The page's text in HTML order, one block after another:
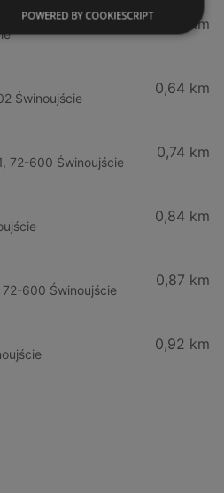
0,23 km
Świnoujście
0,64 km
72-600 Świnoujście
0,74 km
0,84 km
72-600 Świnoujście
0,87 km
0,92 km
POWERED BY COOKIESCRIPT